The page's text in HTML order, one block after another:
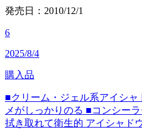
発売日：2010/12/1
6
2025/8/4
購入品
■クリーム・ジェル系アイシ
メがしっかりのる ■コンシー
拭き取れて衛生的 アイシャド